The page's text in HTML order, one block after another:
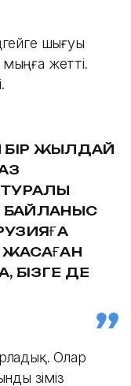
шығуы
жетті.
БІР ЖЫЛДАЙ
БАЙЛАНЫС
БІЗГЕ ДЕ
Олар
өзіміз